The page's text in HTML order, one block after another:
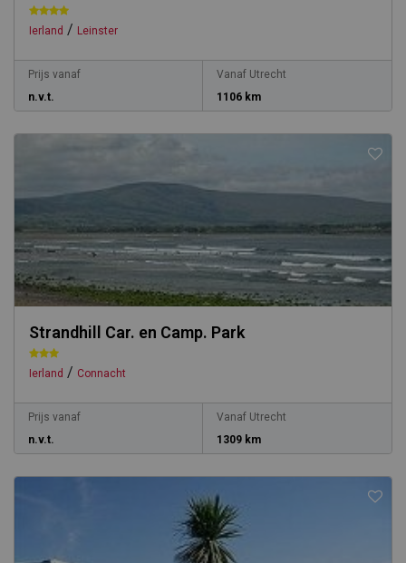
Ierland / Leinster
Prijs vanaf
n.v.t.
Vanaf Utrecht
1106 km
Strandhill Car. en Camp. Park
Ierland / Connacht
Prijs vanaf
n.v.t.
Vanaf Utrecht
1309 km